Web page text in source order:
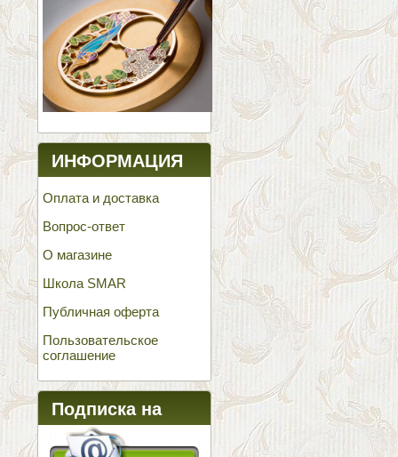
ИНФОРМАЦИЯ
Оплата и доставка
Вопрос-ответ
О магазине
Школа SMAR
Публичная оферта
Пользовательское
соглашение
Подписка на
новости